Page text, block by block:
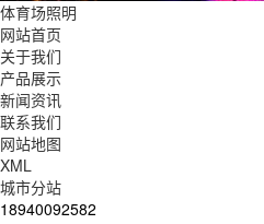
体育场照明
网站首页
关于我们
产品展示
新闻资讯
联系我们
网站地图
XML
城市分站
18940092582